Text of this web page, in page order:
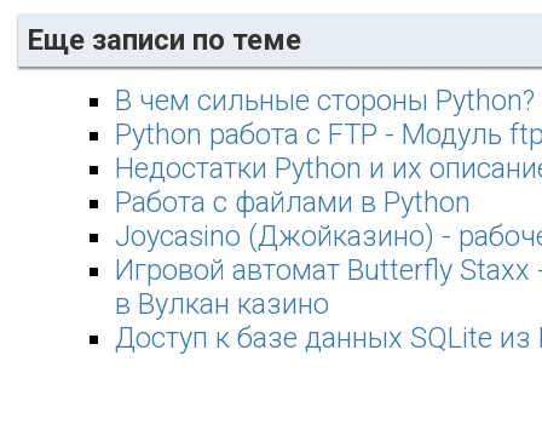
Еще записи по теме
В чем сильные стороны Python?
Python работа с FTP - Модуль
Недостатки Python и их
Работа с файлами в Python
Joycasino (Джойказино) -
Игровой автомат Butterfly Staxx
в Вулкан казино
Доступ к базе данных SQLite из